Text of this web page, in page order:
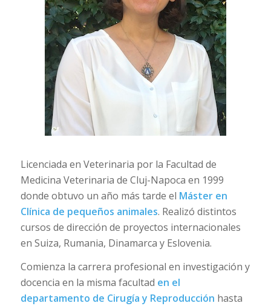
Licenciada en Veterinaria por la Facultad de
Medicina Veterinaria de Cluj-Napoca en 1999
donde obtuvo un año más tarde el Máster en
Clínica de pequeños animales. Realizó distintos
cursos de dirección de proyectos internacionales
en Suiza, Rumania, Dinamarca y Eslovenia.
Comienza la carrera profesional en investigación y
docencia en la misma facultad en el
departamento de Cirugía y Reproducción hasta